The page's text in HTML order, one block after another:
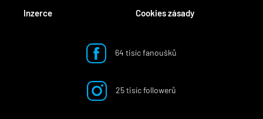
Inzerce Cookies zásady
64 tisíc fanoušků
25 tisíc followerů